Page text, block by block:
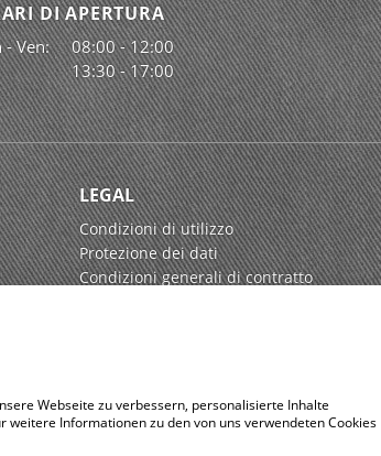
DI APERTURA
- Ven:
08:00 - 12:00
13:30 - 17:00
LEGAL
Condizioni di utilizzo
Protezione dei dati
Condizioni generali di contratto
Webseite zu verbessern, personalisierte Inhalte
Informationen zu den von uns verwendeten Cookies